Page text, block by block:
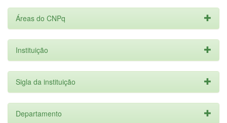
Áreas do CNPq
Instituição
Sigla da instituição
Departamento